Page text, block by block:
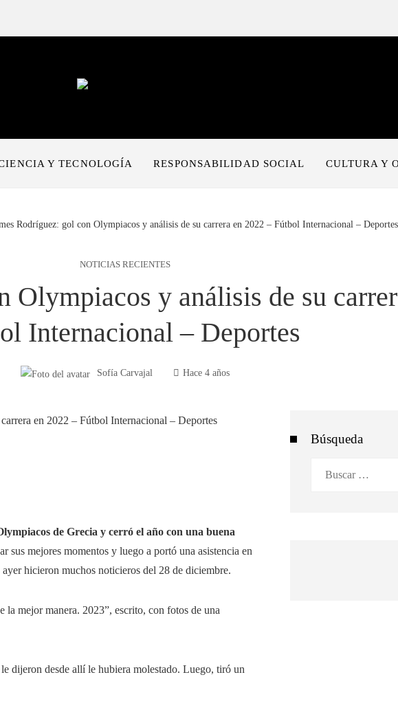
Y TECNOLOGÍA RESPONSABILIDAD SOCIAL CULTURA Y
Rodríguez: gol con Olympiacos y análisis de su carrera en 2022 – Fútbol Internacional – Deportes
NOTICIAS RECIENTES
Olympiacos y análisis de su
Internacional – Deportes
Sofía Carvajal Hace 4 años
de Grecia y cerró el año con una buena
sus mejores momentos y luego a portó una asistencia en
hicieron muchos noticieros del 28 de diciembre.
la mejor manera. 2023”, escrito, con fotos de una
dijeron desde allí le hubiera molestado. Luego, tiró un
Búsqueda